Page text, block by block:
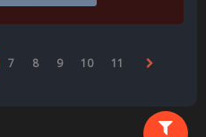
7 8 9 10 11